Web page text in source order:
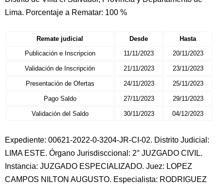
Lima. Porcentaje a Rematar: 100 %
Remate judicial Desde
Hasta
Publicación e Inscripcion
11/11/2023 20/11/2023
Validación de Inscripción 21/11/2023 23/11/2023
Presentación de Ofertas 24/11/2023 25/11/2023
Pago Saldo 27/11/2023 29/11/2023
Validación del Saldo 30/11/2023 04/12/2023
Expediente: 00621-2022-0-3204-JR-CI-02. Distrito Judicial:
LIMA ESTE. Órgano Jurisdisccional: 2° JUZGADO CIVIL.
Instancia: JUZGADO ESPECIALIZADO. Juez: LOPEZ
CAMPOS NILTON AUGUSTO. Especialista: RODRIGUEZ